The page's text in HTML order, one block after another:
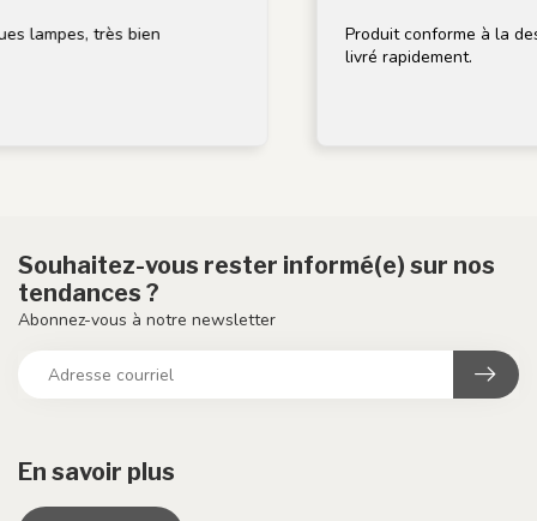
très bien
Produit conforme à la
livré rapidement.
En savoir plus
Souhaitez-vous rester informé(e) sur nos
tendances ?
Abonnez-vous à notre newsletter